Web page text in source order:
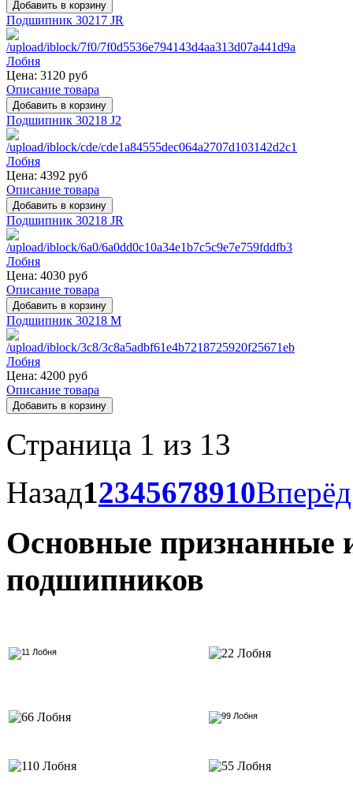
Подшипник 30217 JR
Цена: 3120 руб
Описание товара
Подшипник 30218 J2
Цена: 4392 руб
Описание товара
Подшипник 30218 JR
Цена: 4030 руб
Описание товара
Подшипник 30218 M
Цена: 4200 руб
Описание товара
Страница 1 из 13
Назад12345678910Вперёд
Основные признанные
подшипников